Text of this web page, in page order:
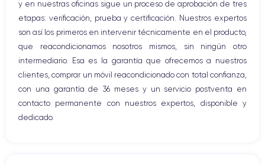
y en nuestras oficinas sigue un proceso de aprobación de tres
etapas: verificación, prueba y certificación. Nuestros expertos
son así los primeros en intervenir técnicamente en el producto,
que reacondicionamos nosotros mismos, sin ningún otro
intermediario. Esa es la garantía que ofrecemos a nuestros
clientes, comprar un móvil reacondicionado con total confianza,
con una garantía de 36 meses y un servicio postventa en
contacto permanente con nuestros expertos, disponible y
dedicado.